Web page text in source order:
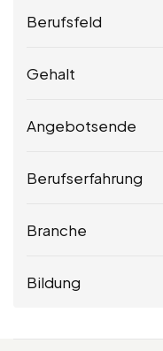
Berufsfeld
Gehalt
Angebotsende
Berufserfahrung
Branche
Bildung